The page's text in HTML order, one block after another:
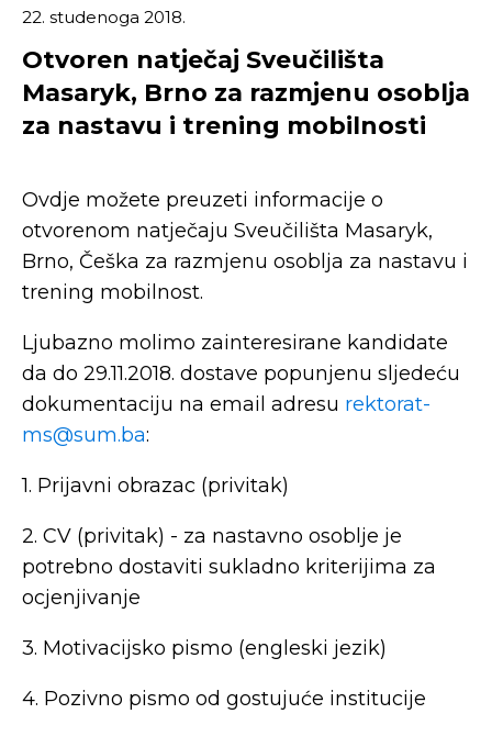
22. studenoga 2018.
Otvoren natječaj Sveučilišta
Masaryk, Brno za razmjenu osoblja
za nastavu i trening mobilnosti
Ovdje možete preuzeti informacije o
otvorenom natječaju Sveučilišta Masaryk,
Brno, Češka za razmjenu osoblja za nastavu i
trening mobilnost.
Ljubazno molimo zainteresirane kandidate
da do 29.11.2018. dostave popunjenu sljedeću
dokumentaciju na email adresu rektorat-
ms@sum.ba:
1. Prijavni obrazac (privitak)
2. CV (privitak) - za nastavno osoblje je
potrebno dostaviti sukladno kriterijima za
ocjenjivanje
3. Motivacijsko pismo (engleski jezik)
4. Pozivno pismo od gostujuće institucije